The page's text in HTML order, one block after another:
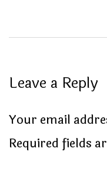
Leave a Reply
Your email
Required fields